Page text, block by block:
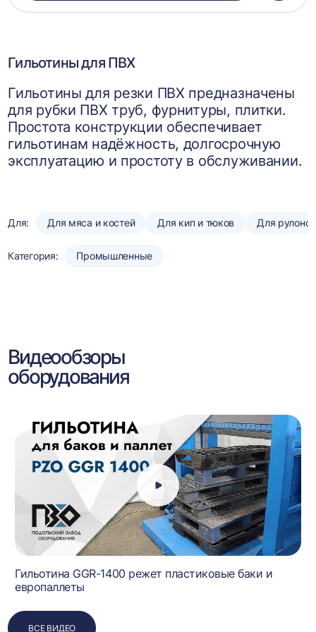
Гильотины для ПВХ
Гильотины для резки ПВХ предназначены
для рубки ПВХ труб, фурнитуры, плитки.
Простота конструкции обеспечивает
гильотинам надёжность, долгосрочную
эксплуатацию и простоту в обслуживании.
Для: Для мяса и костей Для кип и тюков Для рулонов
Категория: Промышленные
Видеообзоры
оборудования
Гильотина GGR-1400 режет пластиковые баки и
европаллеты
ВСЕ ВИДЕО